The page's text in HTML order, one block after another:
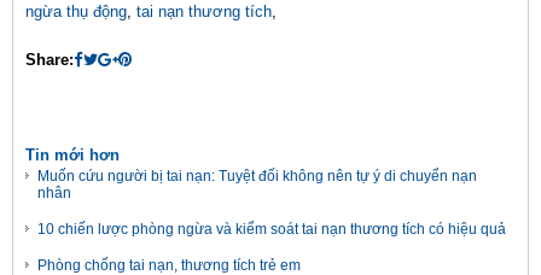
ngừa thụ động, tai nạn thương tích,
Share:
Tin mới hơn
Muốn cứu người bị tai nạn: Tuyệt đối không nên tự ý di chuyển nạn
nhân
10 chiến lược phòng ngừa và kiểm soát tai nạn thương tích có hiệu quả
Phòng chống tai nạn, thương tích trẻ em